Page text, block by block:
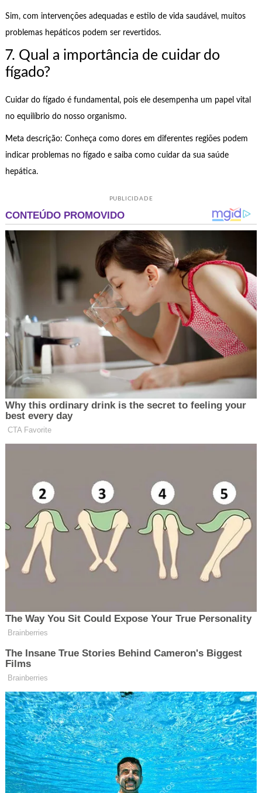
Sim, com intervenções adequadas e estilo de vida saudável, muitos
problemas hepáticos podem ser revertidos.
7. Qual a importância de cuidar do
fígado?
Cuidar do fígado é fundamental, pois ele desempenha um papel vital
no equilíbrio do nosso organismo.
Meta descrição: Conheça como dores em diferentes regiões podem
indicar problemas no fígado e saiba como cuidar da sua saúde
hepática.
PUBLICIDADE